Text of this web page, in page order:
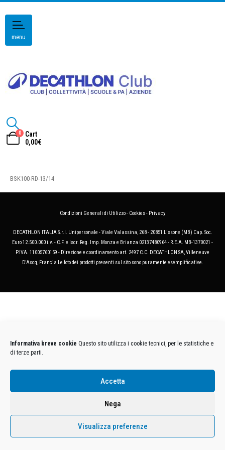
Informativa breve cookie Questo sito utilizza i cookie tecnici, per le statistiche e
di terze parti.
Accetta
Nega
Visualizza preferenze
menu
0
Cart
0,00€
BSK100-RD-13/14
Condizioni Generali di Utilizzo- Cookies- Privacy
DECATHLON ITALIA S.r.l. Unipersonale - Viale Valassina, 268 - 20851 Lissone (MB) Cap. Soc.
Euro 12.500.000 i.v. - C.F. e Iscr. Reg. Imp. Monza e Brianza 02137480964 - R.E.A. MB-1370021 -
P.IVA. 11005760159 - Direzione e coordinamento art. 2497 C.C. DECATHLON SA, Villeneuve
D'Ascq, Francia Le foto dei prodotti presenti sul sito sono puramente esemplificative.